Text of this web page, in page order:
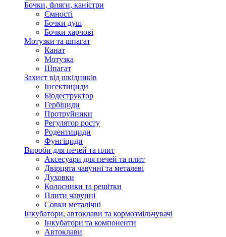
Бочки, фляги, каністри
Ємності
Бочки душ
Бочки харчові
Мотузки та шпагат
Канат
Мотузка
Шпагат
Захист від шкідників
Інсектициди
Біодеструктор
Гербіциди
Протруйники
Регулятор росту
Родентициди
Фунгіциди
Вироби для печей та плит
Аксесуари для печей та плит
Двірцята чавунні та металеві
Духовки
Колосники та решітки
Плити чавунні
Совки металічні
Інкубатори, автоклави та кормозмільчувачі
Інкубатори та компоненти
Автоклави